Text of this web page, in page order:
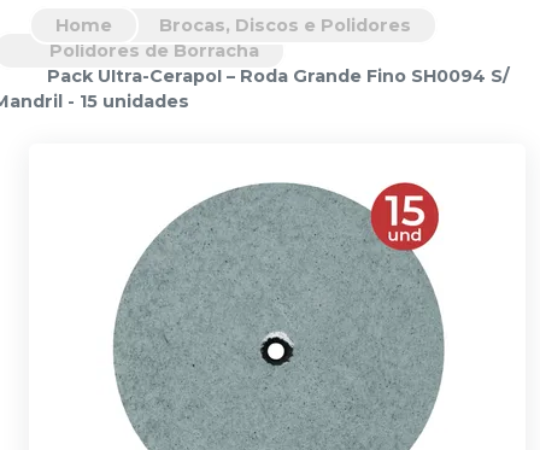
Home
Brocas, Discos e Polidores
Polidores de Borracha
Pack Ultra-Cerapol – Roda Grande Fino SH0094 S/
- 15 unidades